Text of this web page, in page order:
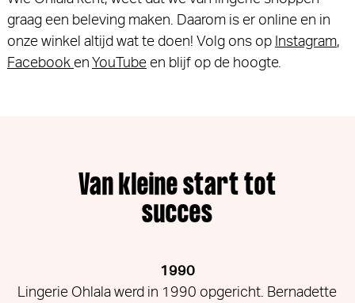
graag een beleving maken. Daarom is er online en in
onze winkel altijd wat te doen! Volg ons op Instagram,
Facebook enYouTubeen blijf op de hoogte.
Van kleine start tot
succes
1990
Lingerie Ohlala werd in 1990 opgericht. Bernadette